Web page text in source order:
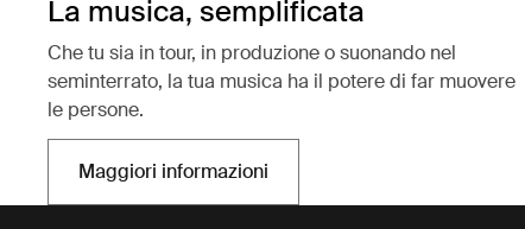
La musica, semplificata
Che tu sia in tour, in produzione o suonando nel
seminterrato, la tua musica ha il potere di far muovere
le persone.
Maggiori informazioniSi apre in una nuova scheda